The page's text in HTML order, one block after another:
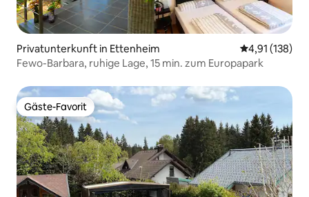
Privatunterkunft in Ettenheim
4,91 (138)
Fewo-Barbara, ruhige Lage, 15 min. zum Europapark
Gäste-Favorit
Gäste-Favorit